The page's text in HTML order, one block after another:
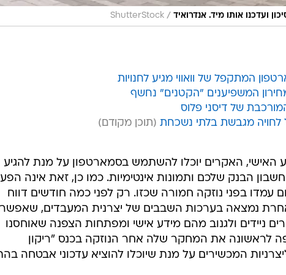
ועדכנו אותו מיד. אנדרואיד /
ShutterStock
של דיסני פלוס
לחויה מגבשת בלתי נשכחת
האישי, האקרים יוכלו להשתמש בסמארטפון על מנת להגיע
חשבון הבנק שלכם ותמונות אינטימיות. כמו כן, זאת אינה
בפני נוזקה חמורה שכזו. רק לפני כמה חודשים דווח
נמצאה בערכות השבבים של יצרנית המעבדים,
ניידים ולגנוב מהם מידע אישי ומפתחות הצפנה שאוחסנו
לראשונה את המחקר שלה אחר הנוזקה בכנס "ריקון
המכשירים על מנת שיוכלו להוציא עדכוני אבטחה